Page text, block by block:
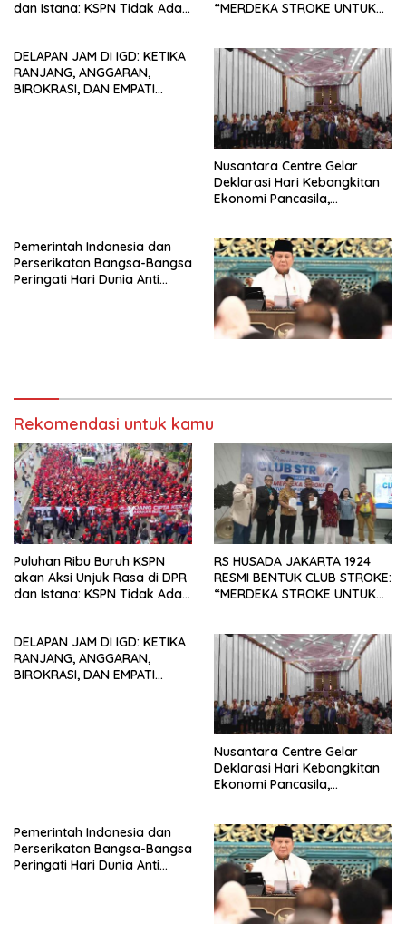
dan Istana: KSPN Tidak Ada
Siapapun
“MERDEKA STROKE UNTUK
DELAPAN JAM DI IGD: KETIKA
RANJANG, ANGGARAN,
BIROKRASI, DAN EMPATI
Nusantara Centre Gelar
Deklarasi Hari Kebangkitan
Ekonomi Pancasila,
Penjajahan (Pergolakan
Ekonomi Politik Indonesia) &
Simposium Nasional “Urgensi
Undang-Undang
Perekonomian Nasional dan
Kesejahteraan Sosial dalam
Pemerintah Indonesia dan
Perserikatan Bangsa-Bangsa
Peringati Hari Dunia Anti
Rekomendasi untuk kamu
Puluhan Ribu Buruh KSPN
akan Aksi Unjuk Rasa di DPR
dan Istana: KSPN Tidak Ada
Siapapun
RS HUSADA JAKARTA 1924
RESMI BENTUK CLUB STROKE:
“MERDEKA STROKE UNTUK
DELAPAN JAM DI IGD: KETIKA
RANJANG, ANGGARAN,
BIROKRASI, DAN EMPATI
Nusantara Centre Gelar
Deklarasi Hari Kebangkitan
Ekonomi Pancasila,
Penjajahan (Pergolakan
Ekonomi Politik Indonesia) &
Simposium Nasional “Urgensi
Undang-Undang
Perekonomian Nasional dan
Kesejahteraan Sosial dalam
Pemerintah Indonesia dan
Perserikatan Bangsa-Bangsa
Peringati Hari Dunia Anti